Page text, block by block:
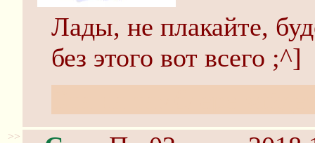
Лады, не плакайте,
без этого вот всего ;^]
>>